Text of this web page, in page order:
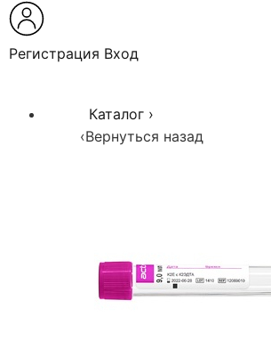
Регистрация Вход
Каталог ›
‹Вернуться назад